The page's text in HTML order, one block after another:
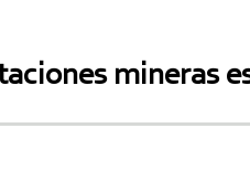
mineras